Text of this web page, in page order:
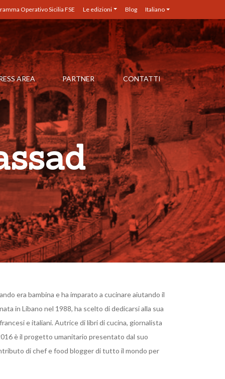
Operativo Sicilia FSE Le edizioni Blog Italiano
AREA PARTNER CONTATTI
era bambina e ha imparato a cucinare aiutando il
in Libano nel 1988, ha scelto di dedicarsi alla sua
e italiani. Autrice di libri di cucina, giornalista
è il progetto umanitario presentato dal suo
di chef e food blogger di tutto il mondo per